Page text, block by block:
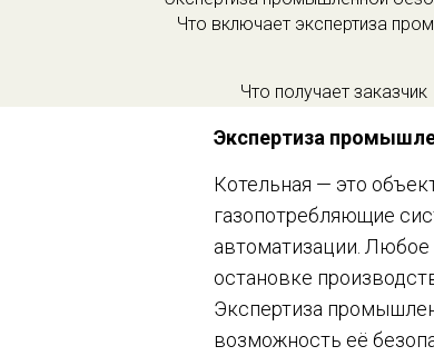
Что включает экспертиза
Что получает заказчик
Экспертиза
Котельная — это
газопотребляющие
автоматизации. Любое
остановке
Экспертиза
возможность её